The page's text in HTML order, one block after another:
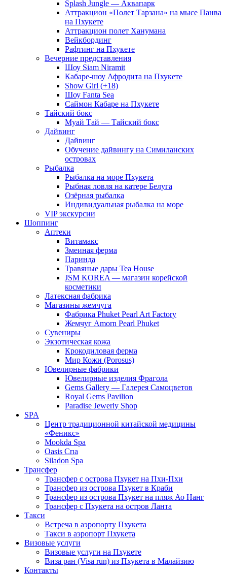
Splash Jungle — Аквапарк
Аттракцион «Полет Тарзана» на мысе Панва
на Пхукете
Аттракцион полет Ханумана
Вейкбординг
Рафтинг на Пхукете
Вечерние представления
Шоу Siam Niramit
Кабаре-шоу Афродита на Пхукете
Show Girl (+18)
Шоу Fanta Sea
Саймон Кабаре на Пхукете
Тайский бокс
Муай Тай — Тайский бокс
Дайвинг
Дайвинг
Обучение дайвингу на Симиланских
островах
Рыбалка
Рыбалка на море Пхукета
Рыбная ловля на катере Белуга
Озёрная рыбалка
Индивидуальная рыбалка на море
VIP экскурсии
Шоппинг
Аптеки
Витамакс
Змеиная ферма
Паринда
Травяные дары Tea House
JSM KOREA — магазин корейской
косметики
Латексная фабрика
Магазины жемчуга
Фабрика Phuket Pearl Art Factory
Жемчуг Amorn Pearl Phuket
Сувениры
Экзотическая кожа
Крокодиловая ферма
Мир Кожи (Porosus)
Ювелирные фабрики
Ювелирные изделия Фрагола
Gems Gallery — Галерея Самоцветов
Royal Gems Pavilion
Paradise Jewerly Shop
SPA
Центр традиционной китайской медицины
«Феникс»
Mookda Spa
Oasis Спа
Siladon Spa
Трансфер
Трансфер с острова Пхукет на Пхи-Пхи
Трансфер из острова Пхукет в Краби
Трансфер из острова Пхукет на пляж Ао Нанг
Трансфер с Пхукета на остров Ланта
Такси
Встреча в аэропорту Пхукета
Такси в аэропорт Пхукета
Визовые услуги
Визовые услуги на Пхукете
Виза ран (Visa run) из Пхукета в Малайзию
Контакты